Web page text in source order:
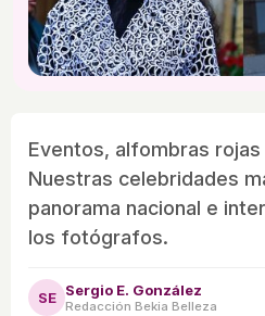
Eventos, alfombras
Nuestras celebridades
panorama nacional e
los fotógrafos.
SE Sergio E. González
Redacción Bekia Belleza